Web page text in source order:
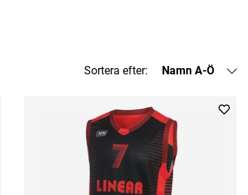
Sortera efter: Namn A-Ö